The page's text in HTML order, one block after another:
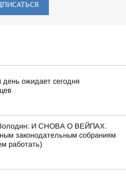
ожидает сегодня
И СНОВА О ВЕЙПАХ.
законодательным собраниям
работать)